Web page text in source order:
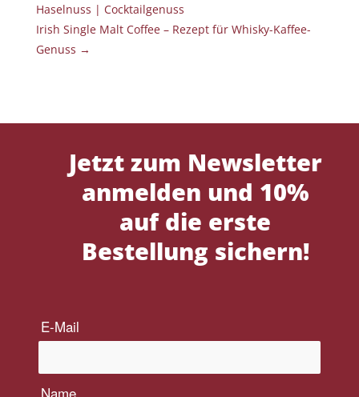
Haselnuss | Cocktailgenuss
Irish Single Malt Coffee – Rezept für Whisky-Kaffee-
Genuss →
Jetzt zum Newsletter
anmelden und 10%
auf die erste
Bestellung sichern!